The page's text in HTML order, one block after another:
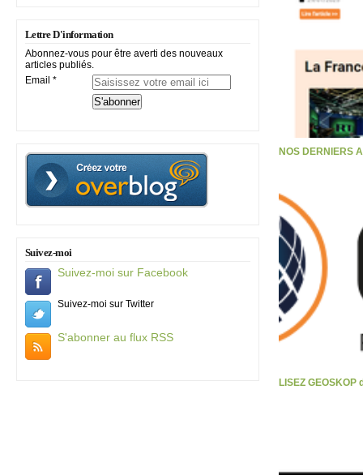
Lettre D'information
Abonnez-vous pour être averti des nouveaux
articles publiés.
Email
Suivez-moi
Suivez-moi sur Facebook
Suivez-moi sur Twitter
S'abonner au flux RSS
NOS DERNIERS
LISEZ GEOSKOP